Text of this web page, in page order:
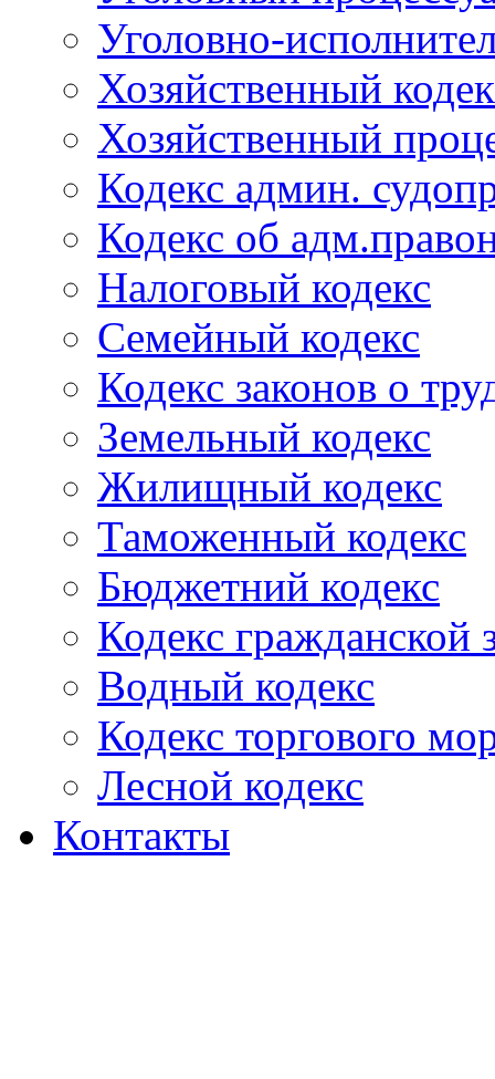
Уголовно-
Хозяйственный
Хозяйственный
Кодекс админ.
Кодекс об
Налоговый кодекс
Семейный кодекс
Кодекс законов о
Земельный кодекс
Жилищный кодекс
Таможенный кодекс
Бюджетний кодекс
Кодекс гражданской
Водный кодекс
Кодекс торгового
Лесной кодекс
Контакты